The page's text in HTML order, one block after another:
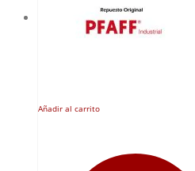
Añadir al carrito